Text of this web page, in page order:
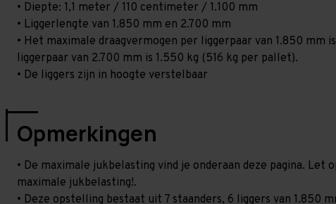
• Diepte: 1,1 meter / 110 centimeter / 1.100 mm
• Liggerlengte van 1.850 mm en 2.700 mm
• Het maximale draagvermogen per liggerpaar van 1.850
liggerpaar van 2.700 mm is 1.550 kg (516 kg per pallet).
• De liggers zijn in hoogte verstelbaar
Opmerkingen
• De maximale jukbelasting vind je onderaan deze pagina.
maximale jukbelasting!.
• Deze opstelling bestaat uit 7 staanders, 6 liggers van 1.850